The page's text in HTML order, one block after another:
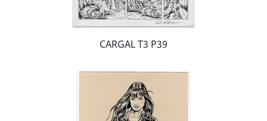
CARGAL T3 P39